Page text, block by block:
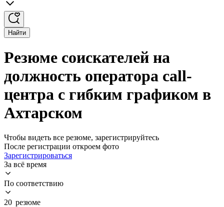
Найти
Резюме соискателей на
должность оператора cаll-
центра с гибким графиком в
Ахтарском
Чтобы видеть все резюме, зарегистрируйтесь
После регистрации откроем фото
Зарегистрироваться
За всё время
По соответствию
20 резюме